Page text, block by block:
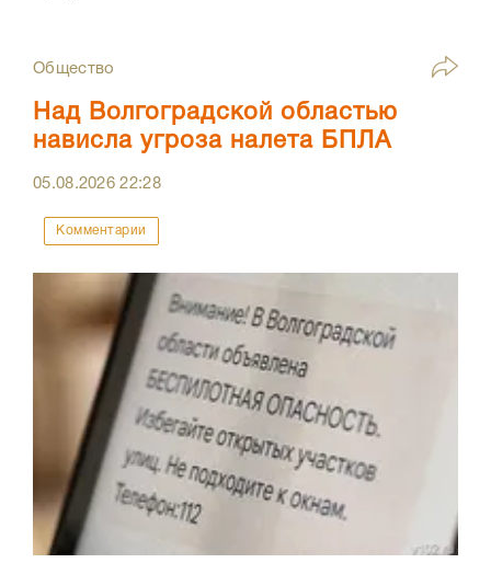
Общество
Над Волгоградской областью
нависла угроза налета БПЛА
05.08.202622:28
Комментарии